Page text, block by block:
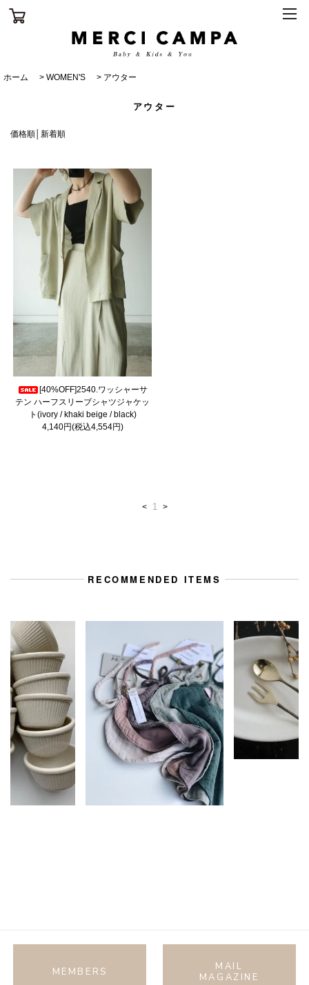
ホーム > WOMEN'S > アウター
アウター
価格順 新着順
[40%OFF]2540.ワッシャーサ
テン ハーフスリーブシャツジャケッ
ト(ivory / khaki beige / black)
4,140円(税込4,554円)
< 1 >
RECOMMENDED ITEMS
MEMBERS
MAIL
MAGAZINE